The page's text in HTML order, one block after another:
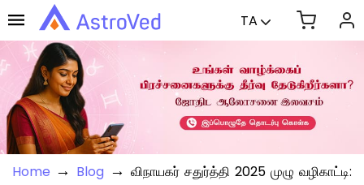
TA
Home → Blog → விநாயகர் சதுர்த்தி 2025 முழு வழிகாட்டி: